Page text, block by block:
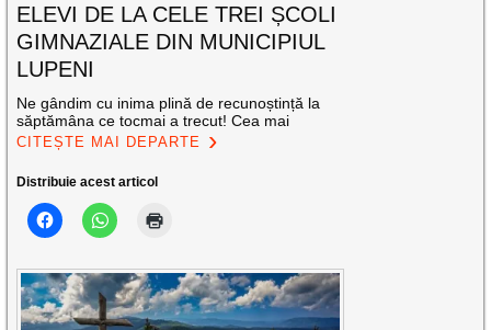
ELEVI DE LA CELE TREI ȘCOLI
GIMNAZIALE DIN MUNICIPIUL
LUPENI
Ne gândim cu inima plină de recunoștință la
săptămâna ce tocmai a trecut! Cea mai
CITEȘTE MAI DEPARTE
Distribuie acest articol